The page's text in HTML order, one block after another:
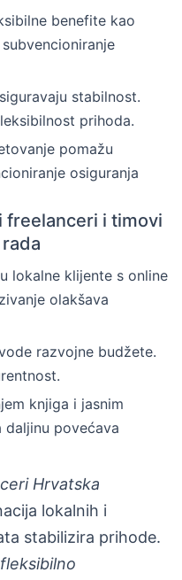
benefite kao
stabilnost.
prihoda.
pomažu
osiguranja
freelanceri i timovi
lokalne klijente s online
olakšava
razvojne budžete.
knjiga i jasnim
daljinu povećava
Hrvatska
lokalnih i
stabilizira prihode.